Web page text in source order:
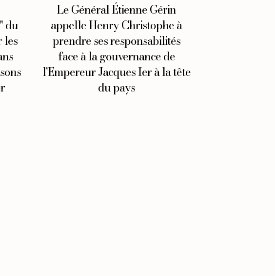
du
les
Le Général Étienne Gérin
appelle Henry Christophe à
prendre ses responsabilités
face à la gouvernance de
l'Empereur Jacques Ier à la tête
du pays